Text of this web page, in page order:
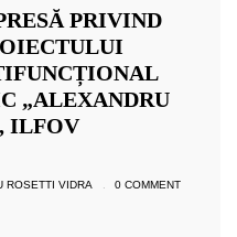
PRIVIND
„ALEXANDRU
ILFOV
ROSETTI VIDRA 0 COMMENT